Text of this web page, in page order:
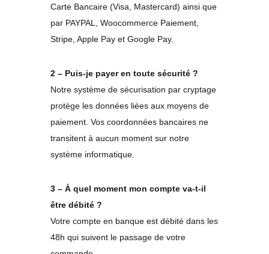
Carte Bancaire (Visa, Mastercard) ainsi que
par PAYPAL, Woocommerce Paiement,
Stripe, Apple Pay et Google Pay.
2 – Puis-je payer en toute sécurité ?
Notre système de sécurisation par cryptage
protège les données liées aux moyens de
paiement. Vos coordonnées bancaires ne
transitent à aucun moment sur notre
système informatique.
3 – À quel moment mon compte va-t-il
être débité ?
Votre compte en banque est débité dans les
48h qui suivent le passage de votre